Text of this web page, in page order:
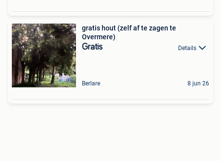
gratis hout (zelf af te zagen te
Overmere)
Gratis Details
Berlare 8 jun 26